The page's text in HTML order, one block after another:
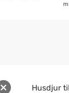
Husdjur